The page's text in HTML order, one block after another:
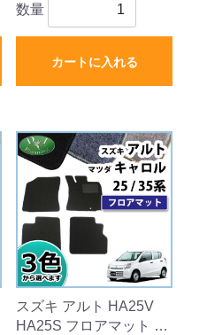
数量
カートに入れる
スズキ アルト HA25V
HA25S フロアマット カ